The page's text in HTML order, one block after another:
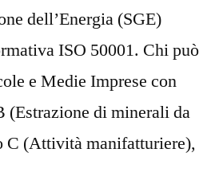
dell’Energia (SGE)
ISO 50001. Chi può
e Medie Imprese con
(Estrazione di minerali da
C (Attività manifatturiere),